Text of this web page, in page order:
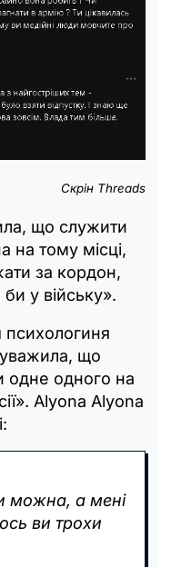
Скрін Threads
що служити
на тому місці,
за кордон,
у війську».
що
одне одного на
Alyona Alyona
можна, а мені
ви трохи